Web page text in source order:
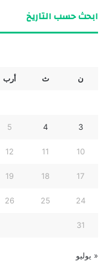
ابحث حسب التاريخ
ن ث أرب
3
4
5
10
11
12
17
18
19
24
25
26
31
« يوليو